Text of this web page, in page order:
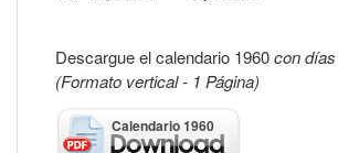
Descargue el calendario 1960con
(Formato vertical - 1 Página)
Calendario 1960